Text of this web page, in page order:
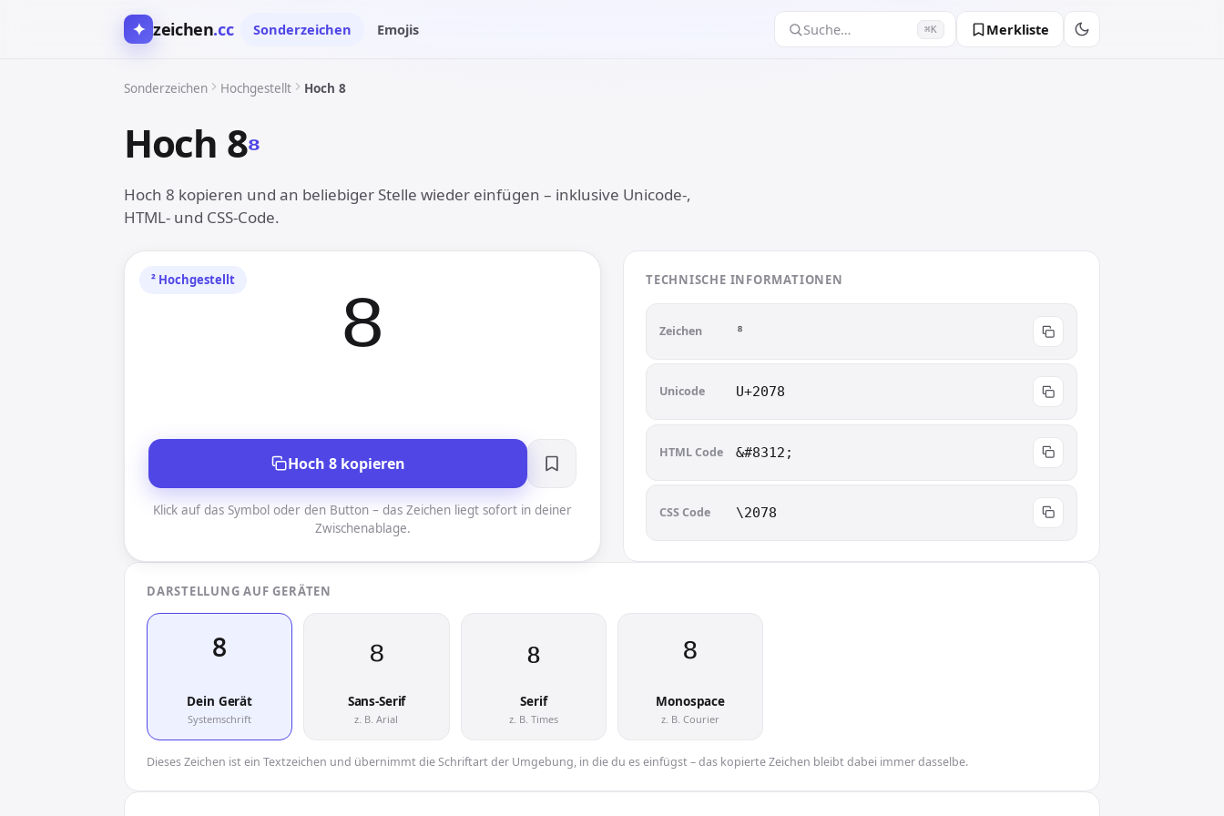
✦ zeichen.cc Sonderzeichen Emojis Suche… ⌘K Merkliste
Sonderzeichen Hochgestellt Hoch 8
Hoch 8⁸︎
Hoch 8 kopieren und an beliebiger Stelle wieder einfügen – inklusive Unicode-,
HTML- und CSS-Code.
²︎ Hochgestellt ⁸︎
Hoch 8 kopieren
Klick auf das Symbol oder den Button – das Zeichen liegt sofort in deiner
Zwischenablage.
TECHNISCHE INFORMATIONEN
Zeichen ⁸︎
Unicode U+2078
HTML Code &#8312;
CSS Code \2078
DARSTELLUNG AUF GERÄTEN
⁸︎
Dein Gerät
Systemschrift
⁸︎
Sans-Serif
z. B. Arial
⁸︎
Serif
z. B. Times
⁸︎
Monospace
z. B. Courier
Dieses Zeichen ist ein Textzeichen und übernimmt die Schriftart der Umgebung, in die du es einfügst – das kopierte Zeichen bleibt dabei immer dasselbe.